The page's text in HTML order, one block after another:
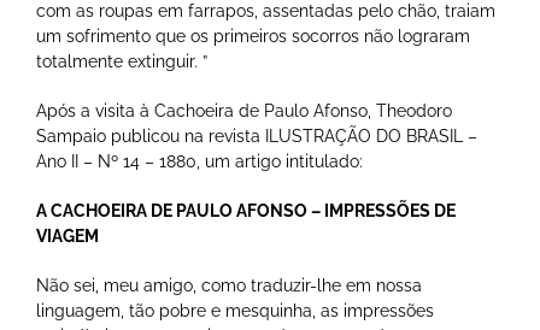
com as roupas em farrapos, assentadas pelo chão, traiam
um sofrimento que os primeiros socorros não lograram
totalmente extinguir. ”
Após a visita à Cachoeira de Paulo Afonso, Theodoro
Sampaio publicou na revista ILUSTRAÇÃO DO BRASIL –
Ano II – Nº 14 – 1880, um artigo intitulado:
A CACHOEIRA DE PAULO AFONSO – IMPRESSÕES DE
VIAGEM
Não sei, meu amigo, como traduzir-lhe em nossa
linguagem, tão pobre e mesquinha, as impressões